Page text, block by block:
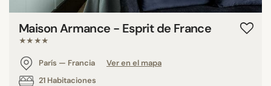
Maison Armance - Esprit de France
★★★★
París — Francia
Ver en el mapa
21 Habitaciones